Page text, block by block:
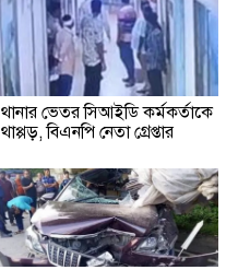
থানার ভেতর সিআইডি কর্মকর্তাকে
থাপ্পড়, বিএনপি নেতা গ্রেপ্তার